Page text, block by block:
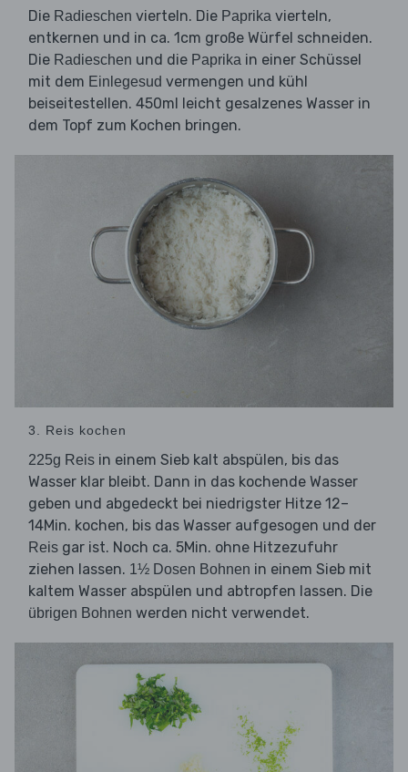
Die Radieschen vierteln. Die Paprika vierteln,
entkernen und in ca. 1cm große Würfel schneiden.
Die Radieschen und die Paprika in einer Schüssel
mit dem Einlegesud vermengen und kühl
beiseitestellen. 450ml leicht gesalzenes Wasser in
dem Topf zum Kochen bringen.
3. Reis kochen
225g Reis in einem Sieb kalt abspülen, bis das
Wasser klar bleibt. Dann in das kochende Wasser
geben und abgedeckt bei niedrigster Hitze 12–
14Min. kochen, bis das Wasser aufgesogen und der
Reis gar ist. Noch ca. 5Min. ohne Hitzezufuhr
ziehen lassen. 1½ Dosen Bohnen in einem Sieb mit
kaltem Wasser abspülen und abtropfen lassen. Die
übrigen Bohnen werden nicht verwendet.